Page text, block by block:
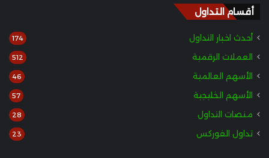
أقسام التداول
أحدث اخبار التداول 174
العملات الرقمية 512
الأسهم العالمية 46
الأسهم الخليجية 57
منصات التداول 28
تداول الفوركس 23